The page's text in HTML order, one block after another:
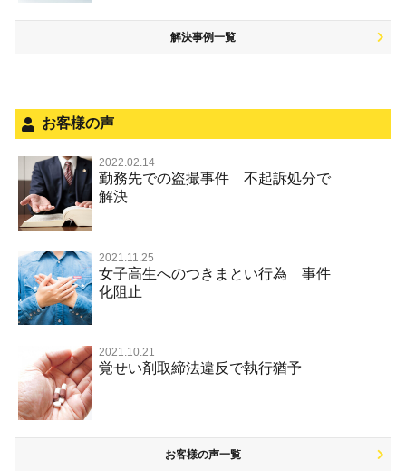
銃刀法違反
ストーカー事件
不正競争防止法
風営法・風適法違反
文書偽造・偽造文書行使
著作権法違反・商標法違反
放火・失火
名誉棄損罪・侮辱
被害届・告訴・告発の不安や悩み
面会・差し入れ
解決事例一覧
お客様の声
2022.02.14
勤務先での盗撮事件 不起訴処分で
解決
2021.11.25
女子高生へのつきまとい行為 事件
化阻止
2021.10.21
覚せい剤取締法違反で執行猶予
お客様の声一覧